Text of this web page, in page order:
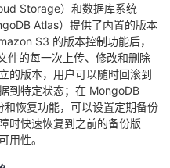
Storage）和数据库系统
Atlas）提供了内置的版本
S3 的版本控制功能后，
件的每一次上传、修改和删除
的版本，用户可以随时回滚到
到特定状态；在 MongoDB
恢复功能，可以设置定期备份
时快速恢复到之前的备份版
用性。